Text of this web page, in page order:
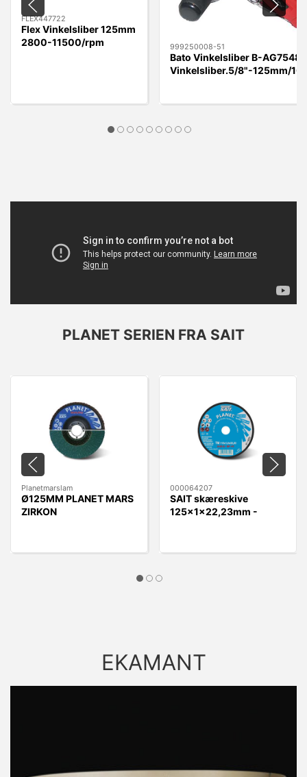
FLEX447722
Flex Vinkelsliber 125mm
2800-11500/rpm
999250008-51
Bato Vinkelsliber B-AG7548
Vinkelsliber.5/8"-125mm/
PLANET SERIEN FRA SAIT
Planetmarslam
Ø125MM PLANET MARS
ZIRKON
000064207
SAIT skæreskive
125x1x22,23mm -
EKAMANT